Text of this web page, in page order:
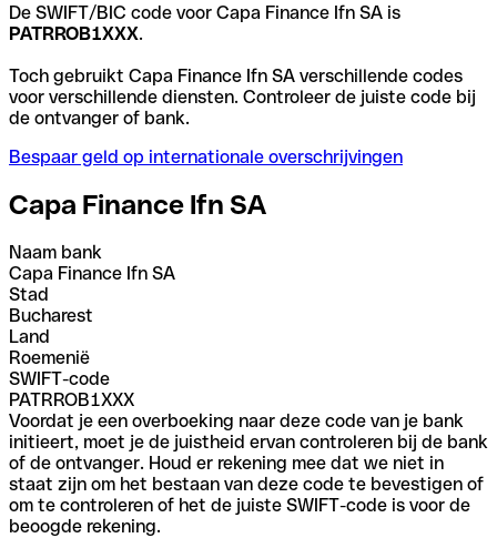
De SWIFT/BIC code voor Capa Finance Ifn SA is
PATRROB1XXX.
Toch gebruikt Capa Finance Ifn SA verschillende codes
voor verschillende diensten. Controleer de juiste code bij
de ontvanger of bank.
Bespaar geld op internationale overschrijvingen
Capa Finance Ifn SA
Naam bank
Capa Finance Ifn SA
Stad
Bucharest
Land
Roemenië
SWIFT-code
PATRROB1XXX
Voordat je een overboeking naar deze code van je bank
initieert, moet je de juistheid ervan controleren bij de bank
of de ontvanger. Houd er rekening mee dat we niet in
staat zijn om het bestaan van deze code te bevestigen of
om te controleren of het de juiste SWIFT-code is voor de
beoogde rekening.